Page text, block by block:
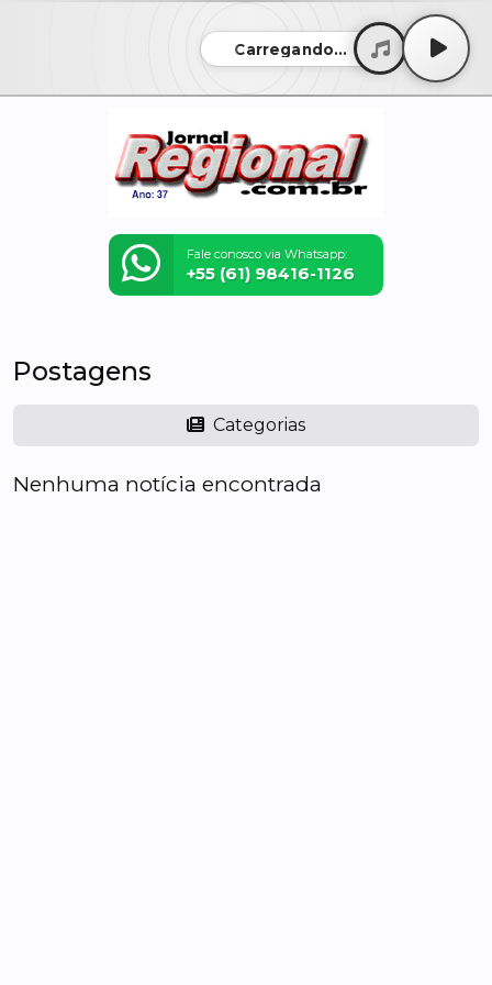
Carregando...
Fale conosco via Whatsapp:
+55 (61) 98416-1126
Postagens
Categorias
Nenhuma notícia encontrada